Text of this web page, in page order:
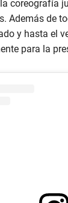
coreografía
Además de
y hasta el
para la